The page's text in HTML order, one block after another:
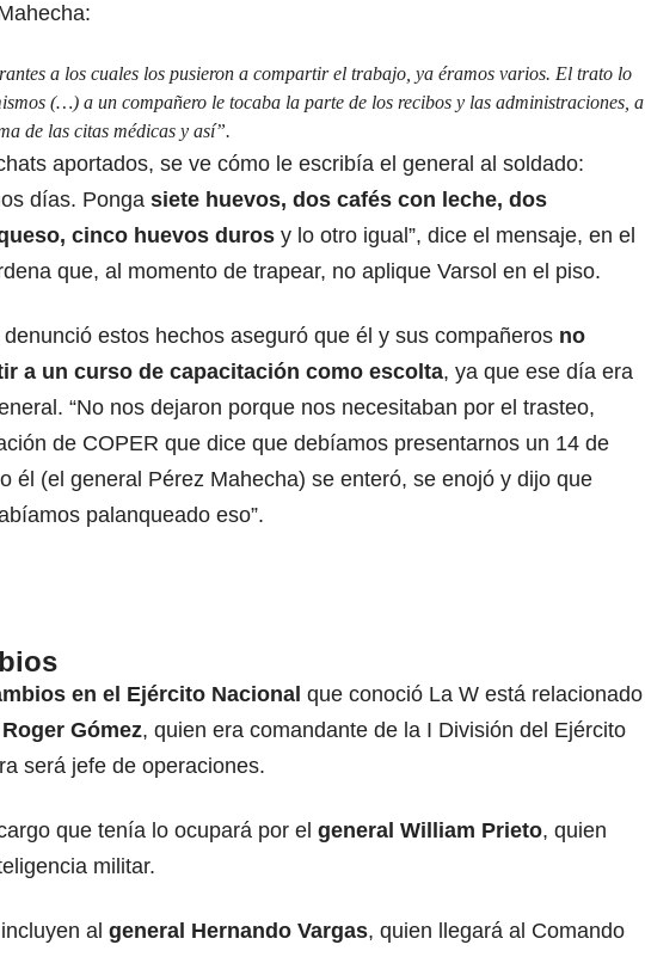
a los cuales los pusieron a compartir el trabajo, ya éramos varios. El trato lo
(…) a un compañero le tocaba la parte de los recibos y las administraciones, a
de las citas médicas y así”.
aportados, se ve cómo le escribía el general al soldado:
días. Ponga siete huevos, dos cafés con leche, dos
cinco huevos duros y lo otro igual”, dice el mensaje, en el
que, al momento de trapear, no aplique Varsol en el piso.
estos hechos aseguró que él y sus compañeros no
a un curso de capacitación como escolta, ya que ese día era
“No nos dejaron porque nos necesitaban por el trasteo,
de COPER que dice que debíamos presentarnos un 14 de
él (el general Pérez Mahecha) se enteró, se enojó y dijo que
palanqueado eso”.
en el Ejército Nacional que conoció La W está relacionado
Gómez, quien era comandante de la I División del Ejército
será jefe de operaciones.
que tenía lo ocupará por el general William Prieto, quien
militar.
al general Hernando Vargas, quien llegará al Comando